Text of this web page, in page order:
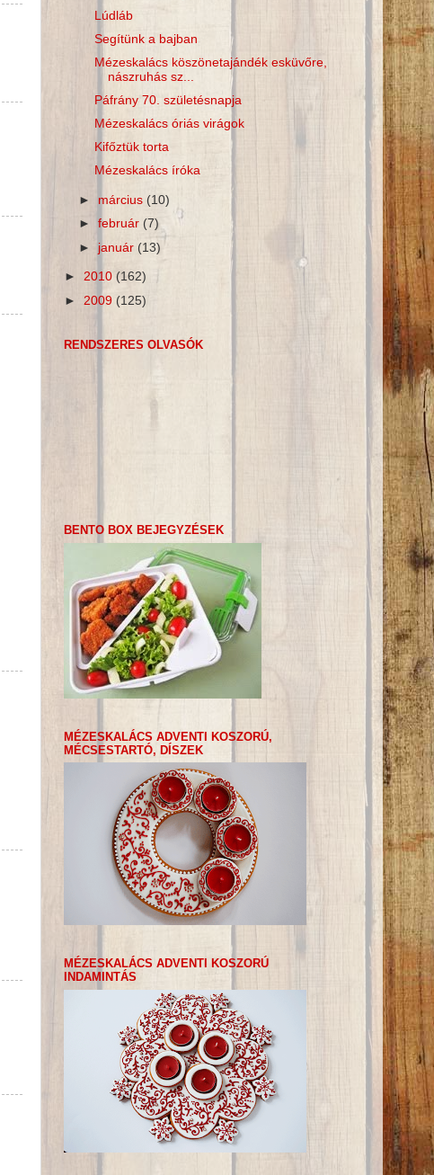
Lúdláb
Segítünk a bajban
Mézeskalács köszönetajándék esküvőre,
nászruhás sz...
Páfrány 70. születésnapja
Mézeskalács óriás virágok
Kifőztük torta
Mézeskalács íróka
► március(10)
►február (7)
► január (13)
► 2010 (162)
► 2009 (125)
RENDSZERES OLVASÓK
BENTO BOX BEJEGYZÉSEK
MÉZESKALÁCS ADVENTI KOSZORÚ,
MÉCSESTARTÓ, DÍSZEK
MÉZESKALÁCS ADVENTI KOSZORÚ
INDAMINTÁS